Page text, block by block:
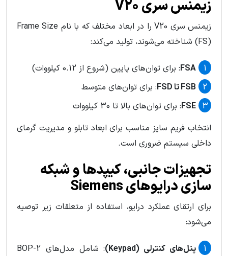
زیمنس سری V20
زیمنس سری V20 را در ابعاد مختلف که با نام Frame Size
(FS) شناخته می‌شوند، تولید می‌کند:
FSA: برای توان‌های پایین (شروع از 0.12 کیلووات)
FSB تا FSD
: برای توان‌های متوسط
FSE: برای توان‌های بالا تا 30 کیلووات
انتخاب فریم سایز مناسب برای ابعاد تابلو و مدیریت گرمای
داخلی سیستم ضروری است.
تجهیزات جانبی، کیپدها و شبکه‌
سازی درایوهای Siemens
برای ارتقای عملکرد درایو، استفاده از متعلقات زیر توصیه
می‌شود:
پنل‌های کنترلی (Keypad)
: شامل مدل‌های BOP-2